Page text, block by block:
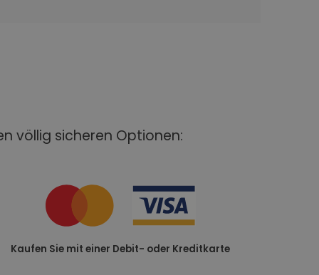
völlig sicheren Optionen:
Kaufen Sie mit einer Debit- oder Kreditkarte